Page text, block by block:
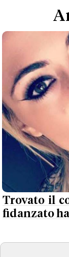
Trovato il
fidanzato